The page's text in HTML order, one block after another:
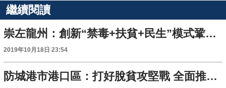
繼續閱讀
崇左龍州：創新“禁毒+扶貧+民生”模式鞏固脫貧攻堅成果
2019年10月18日 23:54
防城港市港口區：打好脫貧攻堅戰 全面推進各項民生工作